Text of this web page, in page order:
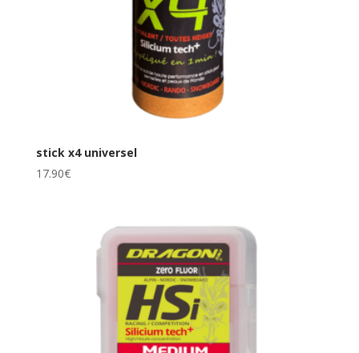
stick x4 universel
17.90€